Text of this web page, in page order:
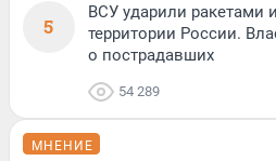
5
ВСУ ударили ракетами
территории России.
о пострадавших
54 289
МНЕНИЕ